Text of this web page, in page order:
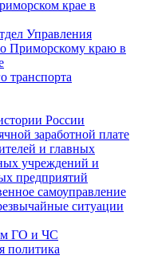
крае в
Управления
Приморскому краю в
транспорта
России
заработной плате
и главных
учреждений и
предприятий
самоуправление
ситуации
ГО и ЧС
политика